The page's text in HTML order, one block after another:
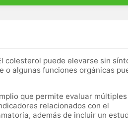
colesterol puede elevarse sin
o algunas funciones orgánicas
que permite evaluar múltiples
relacionados con el
además de incluir un